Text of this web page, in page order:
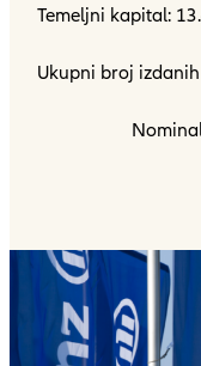
Temeljni
Ukupni